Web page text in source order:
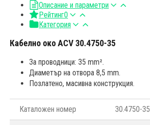
Описание и параметри
Рейтинг0
Категория
Кабелно око ACV 30.4750-35
За проводници: 35 mm².
Диаметър на отвора 8,5 mm.
Позлатено, масивна конструкция.
Каталожен номер 30.4750-35